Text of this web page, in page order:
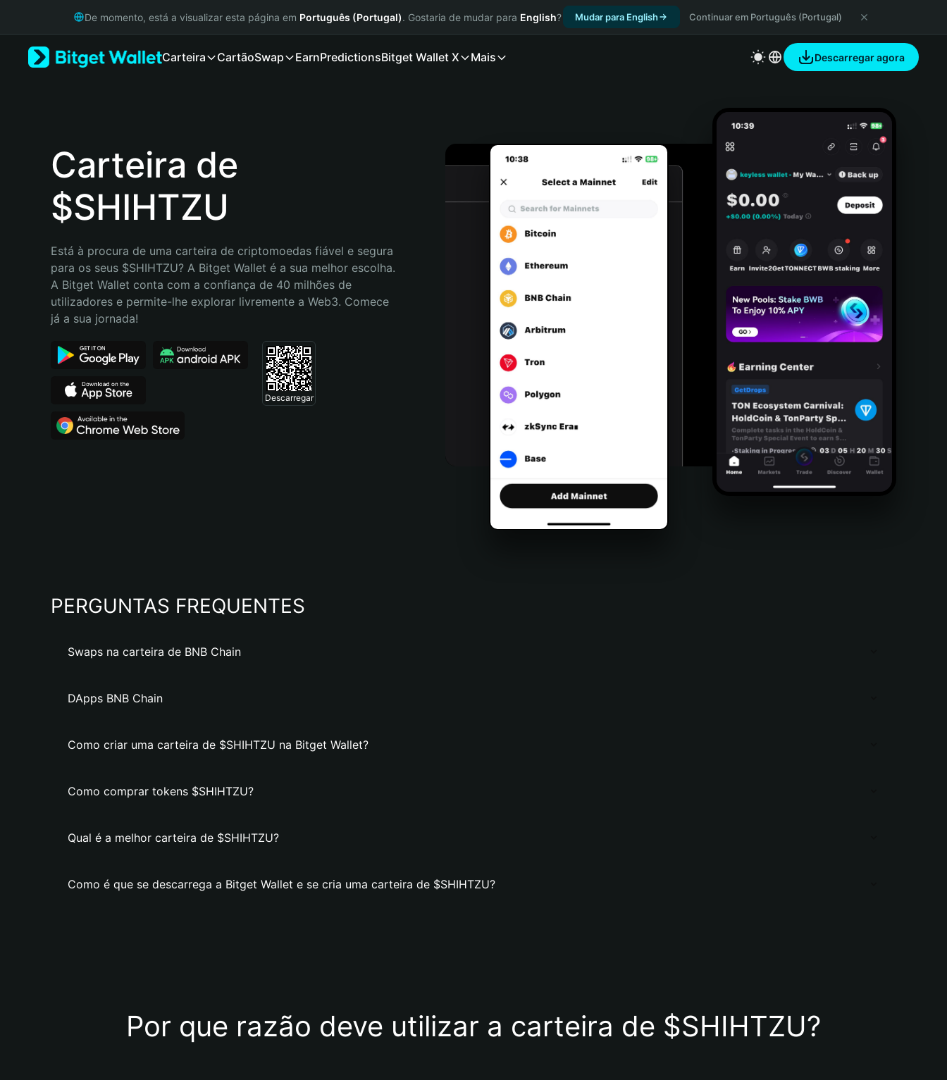
Русский
Português (Portugal)
Bahasa Indonesia
Português (Brasil)
Español (Argentina)
De momento, está a visualizar esta página em Português (Portugal). Gostaria de mudar para English? Mudar para English Continuar em Português (Portugal)
Carteira CartãoSwap EarnPredictionsBitget Wallet X Mais Descarregar agora
Carteira de
$SHIHTZU
Está à procura de uma carteira de criptomoedas fiável e segura
para os seus $SHIHTZU? A Bitget Wallet é a sua melhor escolha.
A Bitget Wallet conta com a confiança de 40 milhões de
utilizadores e permite-lhe explorar livremente a Web3. Comece
já a sua jornada!
Descarregar
PERGUNTAS FREQUENTES
Swaps na carteira de BNB Chain
DApps BNB Chain
Como criar uma carteira de $SHIHTZU na Bitget Wallet?
Como comprar tokens $SHIHTZU?
Qual é a melhor carteira de $SHIHTZU?
Como é que se descarrega a Bitget Wallet e se cria uma carteira de $SHIHTZU?
Por que razão deve utilizar a carteira de $SHIHTZU?